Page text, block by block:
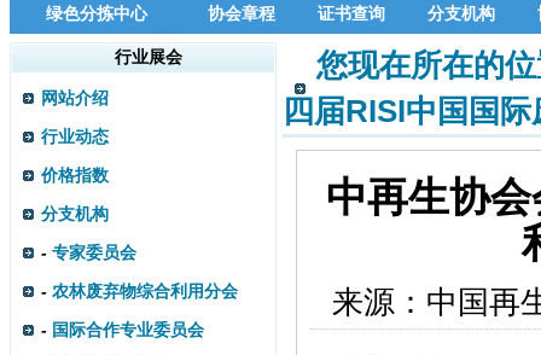
绿色分拣中心 协会章程 证书查询 分支机构
行业展会
网站介绍
行业动态
价格指数
分支机构
- 专家委员会
- 农林废弃物综合利用分会
- 国际合作专业委员会
您现在所在的
四届RISI中国国
中再生协
来源： 中国再